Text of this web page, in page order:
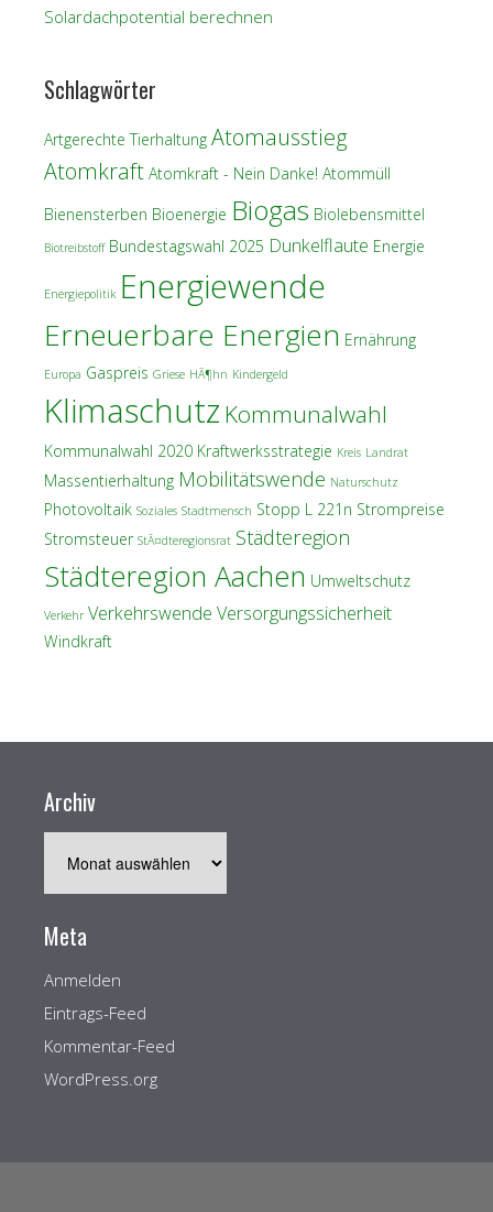
Solardachpotential berechnen
Schlagwörter
Artgerechte Tierhaltung Atomausstieg
Atomkraft Atomkraft - Nein Danke! Atommüll
Bienensterben Bioenergie Biogas Biolebensmittel
Biotreibstoff Bundestagswahl 2025 Dunkelflaute Energie
Energiepolitik Energiewende
Erneuerbare Energien Ernährung
Europa Gaspreis Griese HÃ¶hn Kindergeld
Klimaschutz Kommunalwahl
Kommunalwahl 2020 Kraftwerksstrategie Kreis Landrat
Massentierhaltung Mobilitätswende Naturschutz
Photovoltaik Soziales Stadtmensch Stopp L 221n Strompreise
Stromsteuer StÃ¤dteregionsrat Städteregion
Städteregion Aachen Umweltschutz
Verkehr Verkehrswende Versorgungssicherheit
Windkraft
Archiv
Meta
Anmelden
Eintrags-Feed
Kommentar-Feed
WordPress.org